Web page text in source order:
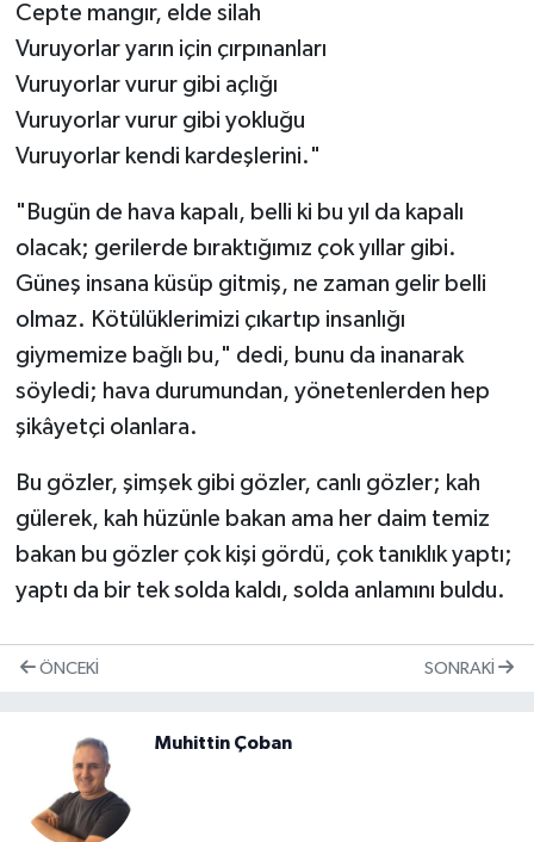
Cepte mangır, elde silah
Vuruyorlar yarın için çırpınanları
Vuruyorlar vurur gibi açlığı
Vuruyorlar vurur gibi yokluğu
Vuruyorlar kendi kardeşlerini."
"Bugün de hava kapalı, belli ki bu yıl da kapalı
olacak; gerilerde bıraktığımız çok yıllar gibi.
Güneş insana küsüp gitmiş, ne zaman gelir belli
olmaz. Kötülüklerimizi çıkartıp insanlığı
giymemize bağlı bu," dedi, bunu da inanarak
söyledi; hava durumundan, yönetenlerden hep
şikâyetçi olanlara.
Bu gözler, şimşek gibi gözler, canlı gözler; kah
gülerek, kah hüzünle bakan ama her daim temiz
bakan bu gözler çok kişi gördü, çok tanıklık yaptı;
yaptı da bir tek solda kaldı, solda anlamını buldu.
ÖNCEKI SONRAKI
Muhittin Çoban